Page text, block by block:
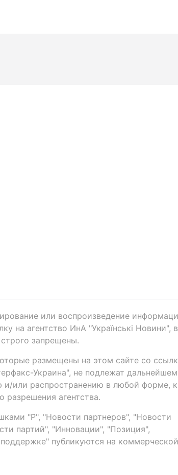
или воспроизведение
на агентство ИнА "Українські Новини", в
запрещены.
размещены на этом сайте со
Украина", не подлежат
и/или распространению в любой форме,
разрешения агентства.
"Р", "Новости партнеров", "Новости
партий", "Инновации", "Позиция",
публикуются на коммерческой